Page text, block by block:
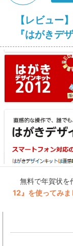
【レビュー
『はがきデ
無料で年賀状を
12』を使ってみま